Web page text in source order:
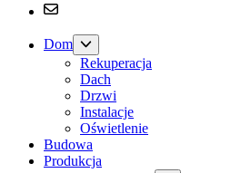
Email
Dom
Show
sub
menu
Rekuperacja
Dach
Drzwi
Instalacje
Oświetlenie
Budowa
Produkcja